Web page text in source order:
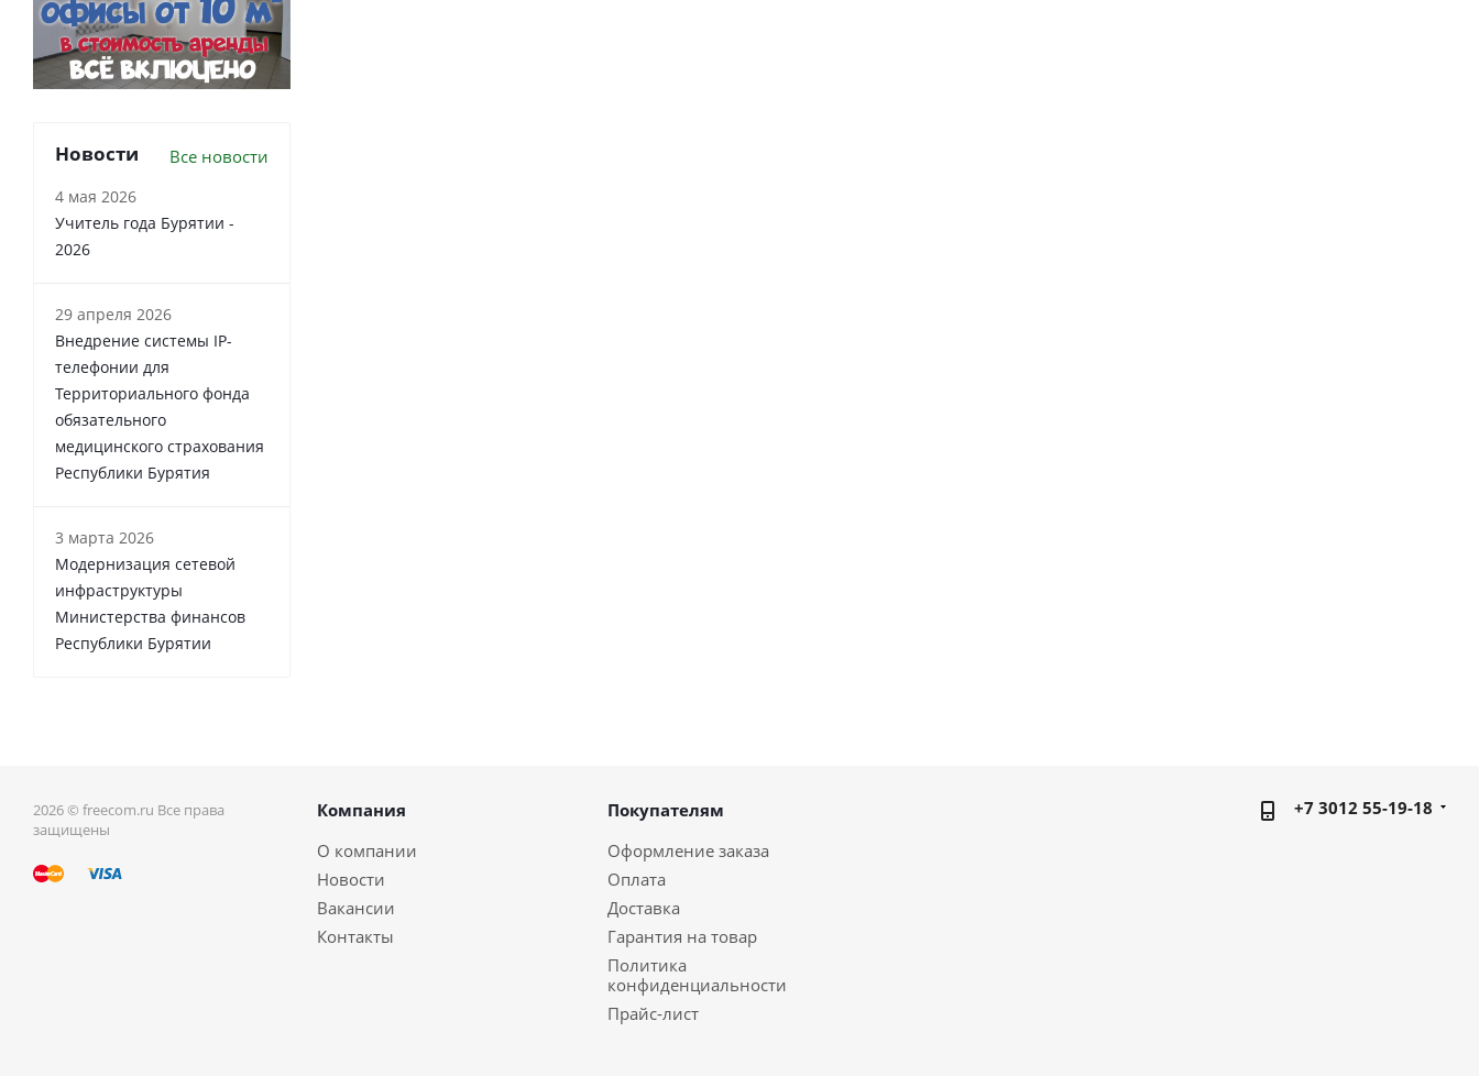
Новости Все новости
4 мая 2026
Учитель года Бурятии -
2026
29 апреля 2026
Внедрение системы IP-
телефонии для
Территориального фонда
обязательного
медицинского страхования
Республики Бурятия
3 марта 2026
Модернизация сетевой
инфраструктуры
Министерства финансов
Республики Бурятии
2026 © freecom.ru Все права
защищены
Компания
О компании
Новости
Вакансии
Контакты
Покупателям
Оформление заказа
Оплата
Доставка
Гарантия на товар
Политика
конфиденциальности
Прайс-лист
+7 3012 55-19-18